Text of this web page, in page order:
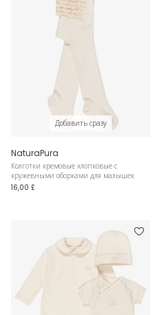
Добавить сразу
NaturaPura
Колготки кремовые хлопковые с
кружевными оборками для малышек
16,00 £